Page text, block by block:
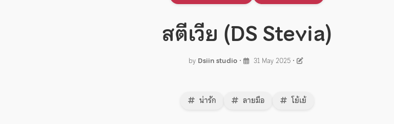
สตีเวีย (DS Stevia)
by Dsiin studio• 31 May 2025•
น่ารัก ลายมือ โย้เย้